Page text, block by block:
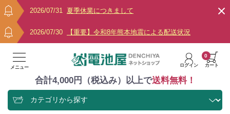
2026/07/31 夏季休業につきまして
2026/07/30 【重要】令和8年熊本地震による配送状況
メニュー ログイン カート
0
合計4,000円（税込み）以上で送料無料！